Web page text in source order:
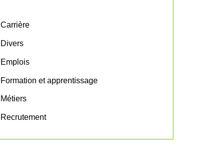
o
Carrière
Divers
Emplois
Formation et apprentissage
Métiers
Recrutement